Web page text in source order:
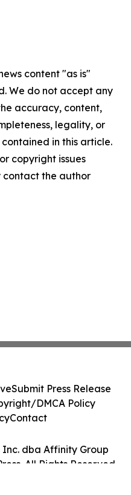
content "as is"
We do not accept any
accuracy, content,
legality, or
in this article.
copyright issues
contact the author
Inc. dba Affinity Group
All Rights Reserved.
Submit Press Release
DMCA Policy
Contact